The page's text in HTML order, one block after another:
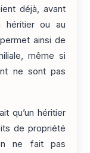
déjà, avant
héritier ou au
ainsi de
même si
ne sont pas
qu’un héritier
de propriété
ne fait pas